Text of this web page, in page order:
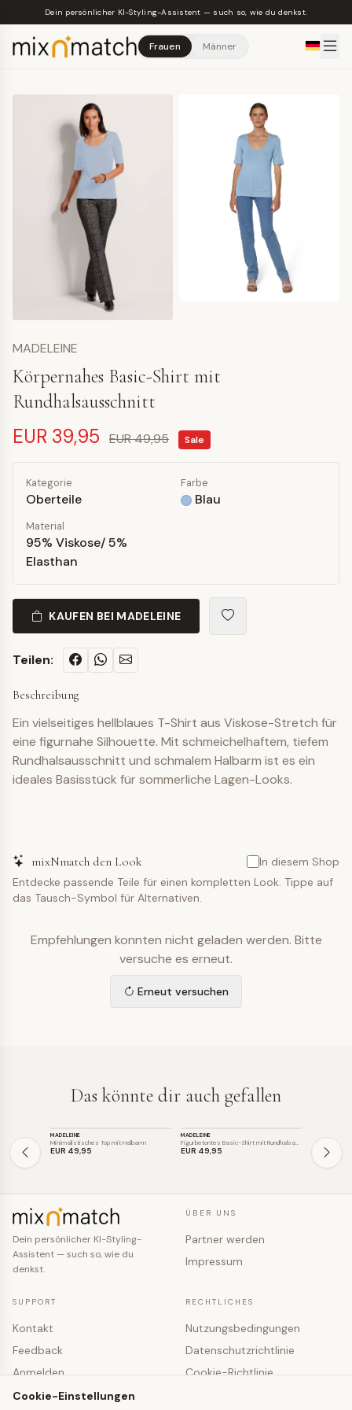
Skip to main content
Dein persönlicher KI-Styling-Assistent — such so, wie du denkst.
Frauen Männer
MADELEINE
Körpernahes Basic-Shirt mit
Rundhalsausschnitt
EUR 39,95 EUR 49,95 Sale
Kategorie
Oberteile
Farbe
Blau
Material
95% Viskose/ 5%
Elasthan
KAUFEN BEI MADELEINE
Teilen:
Beschreibung
Ein vielseitiges hellblaues T-Shirt aus Viskose-Stretch für
eine figurnahe Silhouette. Mit schmeichelhaftem, tiefem
Rundhalsausschnitt und schmalem Halbarm ist es ein
ideales Basisstück für sommerliche Lagen-Looks.
mixNmatch den Look
In diesem Shop
Entdecke passende Teile für einen kompletten Look. Tippe auf
das Tausch-Symbol für Alternativen.
Empfehlungen konnten nicht geladen werden. Bitte
versuche es erneut.
Erneut versuchen
Das könnte dir auch gefallen
MADELEINE
Minimalistisches Top mit Halbarm
EUR 49,95
MADELEINE
Figurbetontes Basic-Shirt mit Rundhalsa…
EUR 49,95 EUR 29
Dein persönlicher KI-Styling-
Assistent — such so, wie du
denkst.
ÜBER UNS
Partner werden
Impressum
SUPPORT
Kontakt
Feedback
Anmelden
Registrieren
RECHTLICHES
Nutzungsbedingungen
Datenschutzrichtlinie
Cookie-Richtlinie
Cookie-Einstellungen